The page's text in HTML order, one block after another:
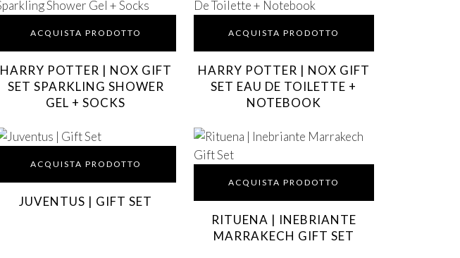
ACQUISTA PRODOTTO
HARRY POTTER | NOX GIFT
SET SPARKLING SHOWER
GEL + SOCKS
ACQUISTA PRODOTTO
HARRY POTTER | NOX GIFT
SET EAU DE TOILETTE +
NOTEBOOK
ACQUISTA PRODOTTO
JUVENTUS | GIFT SET
ACQUISTA PRODOTTO
RITUENA | INEBRIANTE
MARRAKECH GIFT SET